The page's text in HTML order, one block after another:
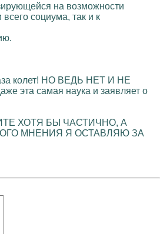
на возможности
социума, так и к
колет! НО ВЕДЬ НЕТ И НЕ
самая наука и заявляет о
ХОТЯ БЫ ЧАСТИЧНО, А
МНЕНИЯ Я ОСТАВЛЯЮ ЗА